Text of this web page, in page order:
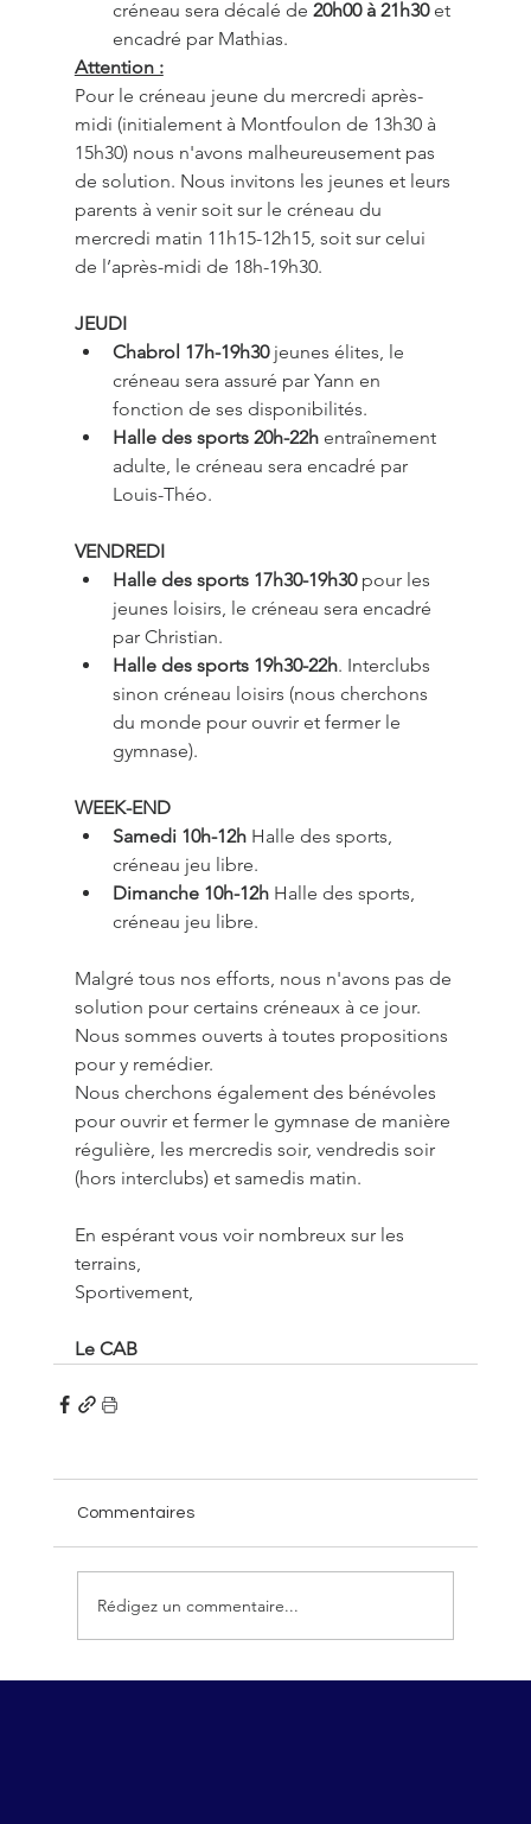
créneau sera décalé de 20h00 à 21h30 et
encadré par Mathias.
Attention :
Pour le créneau jeune du mercredi après-
midi (initialement à Montfoulon de 13h30 à
15h30) nous n'avons malheureusement pas
de solution. Nous invitons les jeunes et leurs
parents à venir soit sur le créneau du
mercredi matin 11h15-12h15, soit sur celui
de l’après-midi de 18h-19h30.
JEUDI
Chabrol 17h-19h30 jeunes élites, le
créneau sera assuré par Yann en
fonction de ses disponibilités.
Halle des sports 20h-22h entraînement
adulte, le créneau sera encadré par
Louis-Théo.
VENDREDI
Halle des sports 17h30-19h30 pour les
jeunes loisirs, le créneau sera encadré
par Christian.
Halle des sports 19h30-22h. Interclubs
sinon créneau loisirs (nous cherchons
du monde pour ouvrir et fermer le
gymnase).
WEEK-END
Samedi 10h-12h Halle des sports,
créneau jeu libre.
Dimanche 10h-12h Halle des sports,
créneau jeu libre.
Malgré tous nos efforts, nous n'avons pas de
solution pour certains créneaux à ce jour.
Nous sommes ouverts à toutes propositions
pour y remédier.
Nous cherchons également des bénévoles
pour ouvrir et fermer le gymnase de manière
régulière, les mercredis soir, vendredis soir
(hors interclubs) et samedis matin.
En espérant vous voir nombreux sur les
terrains,
Sportivement,
Le CAB
Commentaires
Rédigez un commentaire...